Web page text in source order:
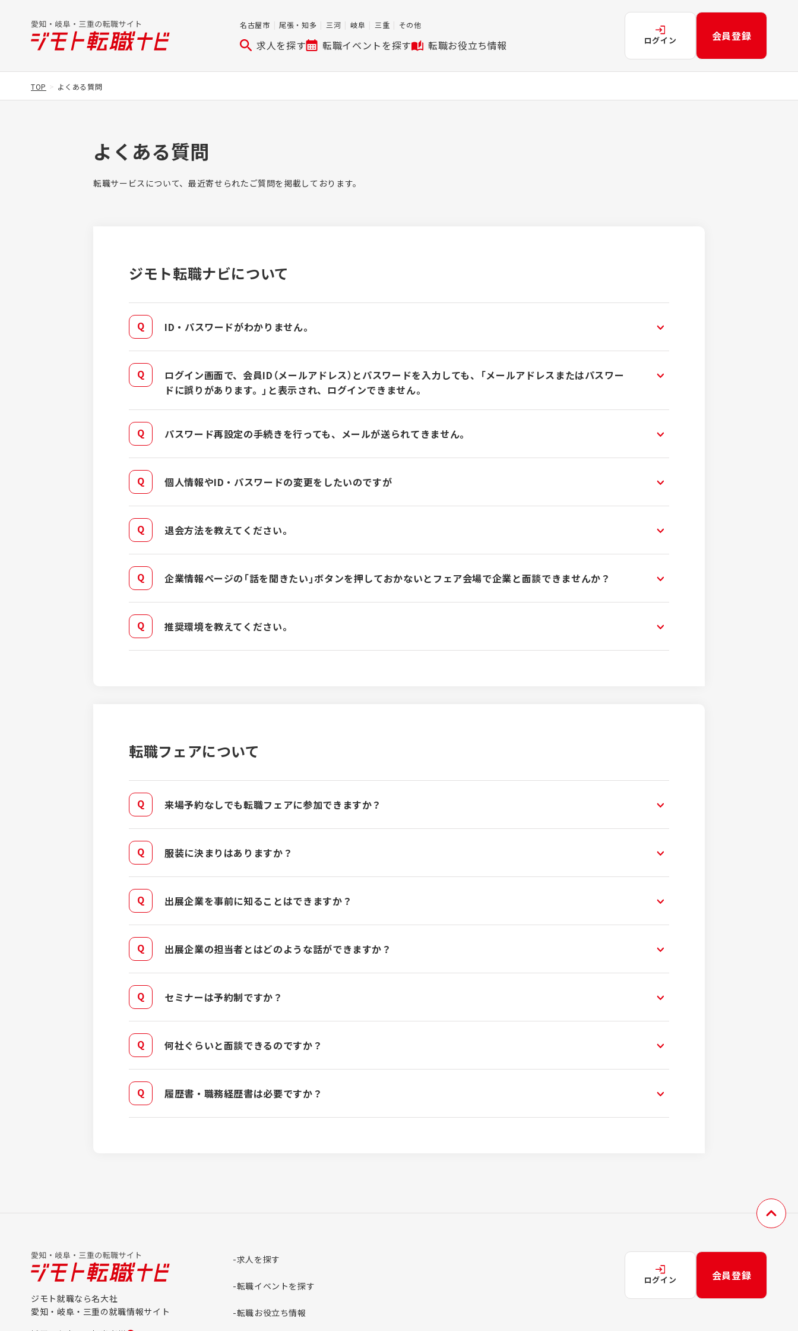
名古屋市 尾張・知多 三河 岐阜 三重 その他
求人を探す 転職イベントを探す 転職お役立ち情報 ログイン 会員登録
TOP よくある質問
よくある質問
転職サービスについて、最近寄せられたご質問を掲載しております。
ジモト転職ナビについて
ID・パスワードがわかりません。
ログイン画面で、会員ID（メールアドレス）とパスワードを入力しても、「メールアドレスまたはパスワー
ドに誤りがあります。」と表示され、ログインできません。
パスワード再設定の手続きを行っても、メールが送られてきません。
個人情報やID・パスワードの変更をしたいのですが
退会方法を教えてください。
企業情報ページの「話を聞きたい」ボタンを押しておかないとフェア会場で企業と面談できませんか？
推奨環境を教えてください。
転職フェアについて
来場予約なしでも転職フェアに参加できますか？
服装に決まりはありますか？
出展企業を事前に知ることはできますか？
出展企業の担当者とはどのような話ができますか？
セミナーは予約制ですか？
何社ぐらいと面談できるのですか？
履歴書・職務経歴書は必要ですか？
ジモト就職なら名大社
愛知・岐阜・三重の就職情報サイト
求人を探す
転職イベントを探す
転職お役立ち情報
ログイン 会員登録